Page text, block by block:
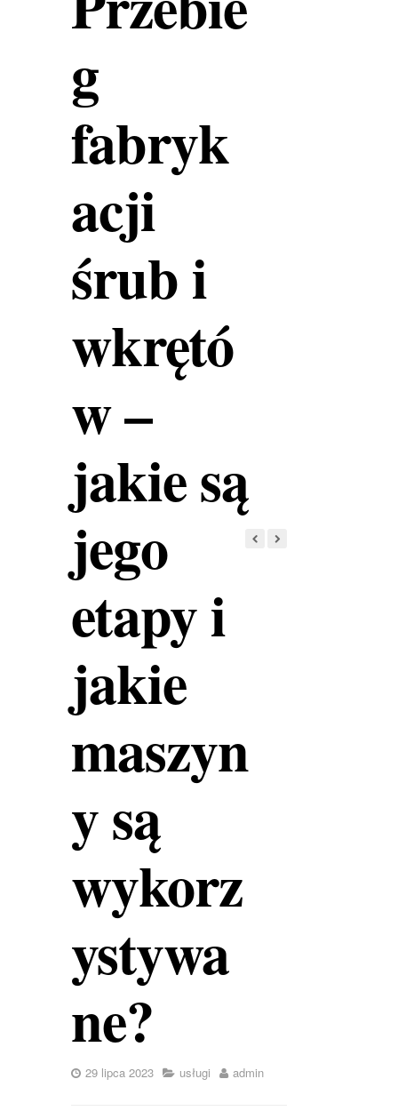
g
fabryk
acji
śrub i
wkrętó
w –
jakie są
jego
etapy i
jakie
maszyn
y są
wykorz
ystywa
ne?
29 lipca 2023 usługi admin